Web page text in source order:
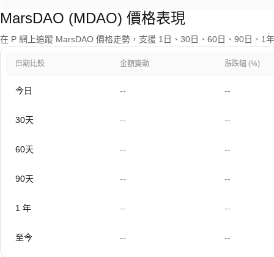
MarsDAO (MDAO) 價格表現
在 P 網上追蹤 MarsDAO 價格走勢，支援 1日、30日、60日、90日、1
日期比較 金額變動 漲跌幅 (%)
今日 -- --
30天 -- --
60天 -- --
90天 -- --
1 年 -- --
至今 -- --